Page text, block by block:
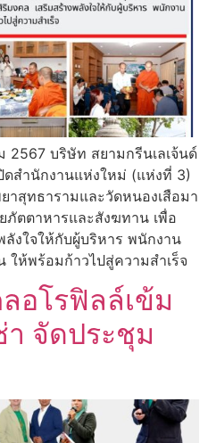
2567 บริษัท สยามกรีนเลเจ้นด์
ดสำนักงานแห่งใหม่ (แห่งที่ 3)
สุทธารามและวัดหนองเสือมา
ตตาหารและสังฆทาน เพื่อ
ลังใจให้กับผู้บริหาร พนักงาน
ห้พร้อมก้าวไปสู่ความสำเร็จ
อโรฟิลล์เข้ม
จัดประชุม